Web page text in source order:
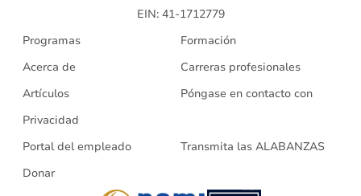
EIN: 41-1712779
Programas
Formación
Acerca de
Carreras profesionales
Artículos
Póngase en contacto con
Privacidad
Portal del empleado
Transmita las ALABANZAS
Donar